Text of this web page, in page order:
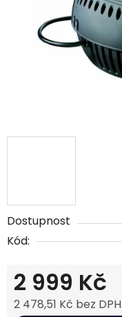
Dostupnost
Kód:
2 999 Kč
2 478,51 Kč bez DPH